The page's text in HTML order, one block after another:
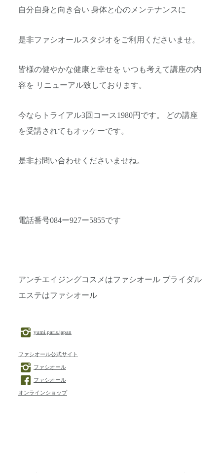
自分自身と向き合い 身体と心のメンテナンスに
是非ファシオールスタジオをご利用くださいませ。
皆様の健やかな健康と幸せを いつも考えて講座の内
容を リニューアル致しております。
今ならトライアル3回コース1980円です。 どの講座
を受講されてもオッケーです。
是非お問い合わせくださいませね。
電話番号084ー927ー5855です
アンチエイジングコスメはファシオール ブライダル
エステはファシオール
yumi.paris.japan
ファシオール公式サイト
ファシオール
ファシオール
オンラインショップ